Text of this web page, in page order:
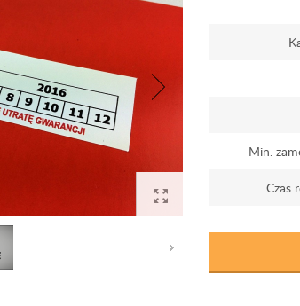
Min.
Czas